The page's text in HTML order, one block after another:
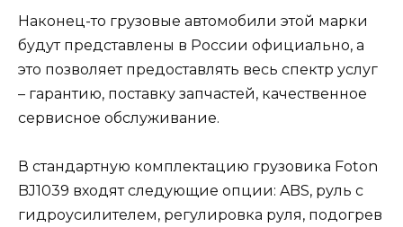
Наконец-то грузовые автомобили этой марки
будут представлены в России официально, а
это позволяет предоставлять весь спектр услуг
– гарантию, поставку запчастей, качественное
сервисное обслуживание.
В стандартную комплектацию грузовика Foton
BJ1039 входят следующие опции: ABS, руль с
гидроусилителем, регулировка руля, подогрев